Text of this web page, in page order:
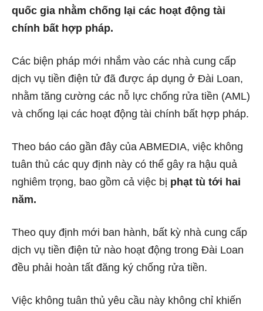
quốc gia nhằm chống lại các hoạt động tài
chính bất hợp pháp.
Các biện pháp mới nhắm vào các nhà cung cấp
dịch vụ tiền điện tử đã được áp dụng ở Đài Loan,
nhằm tăng cường các nỗ lực chống rửa tiền (AML)
và chống lại các hoạt động tài chính bất hợp pháp.
Theo báo cáo gần đây của ABMEDIA, việc không
tuân thủ các quy định này có thể gây ra hậu quả
nghiêm trọng, bao gồm cả việc bị phạt tù tới hai
năm.
Theo quy định mới ban hành, bất kỳ nhà cung cấp
dịch vụ tiền điện tử nào hoạt động trong Đài Loan
đều phải hoàn tất đăng ký chống rửa tiền.
Việc không tuân thủ yêu cầu này không chỉ khiến